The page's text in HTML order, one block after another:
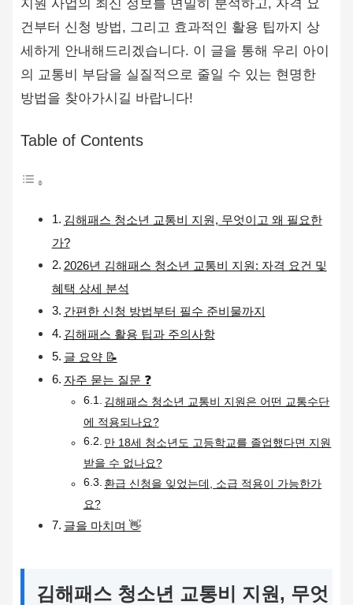
지원 사업의 최신 정보를 면밀히 분석하고, 자격 요
건부터 신청 방법, 그리고 효과적인 활용 팁까지 상
세하게 안내해드리겠습니다. 이 글을 통해 우리 아이
의 교통비 부담을 실질적으로 줄일 수 있는 현명한
방법을 찾아가시길 바랍니다!
Table of Contents
김해패스 청소년 교통비 지원, 무엇이고 왜 필요한
가?
2026년 김해패스 청소년 교통비 지원: 자격 요건 및
혜택 상세 분석
간편한 신청 방법부터 필수 준비물까지
김해패스 활용 팁과 주의사항
글 요약 📝
자주 묻는 질문 ❓
김해패스 청소년 교통비 지원은 어떤 교통수단
에 적용되나요?
만 18세 청소년도 고등학교를 졸업했다면 지원
받을 수 없나요?
환급 신청을 잊었는데, 소급 적용이 가능한가
요?
글을 마치며 👋
김해패스 청소년 교통비 지원, 무엇